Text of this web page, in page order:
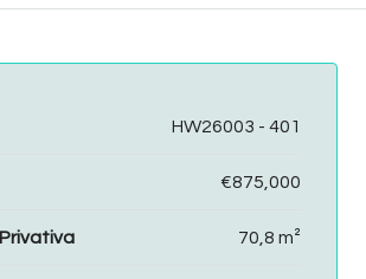
HW26003 - 401
€875,000
70,8 m²